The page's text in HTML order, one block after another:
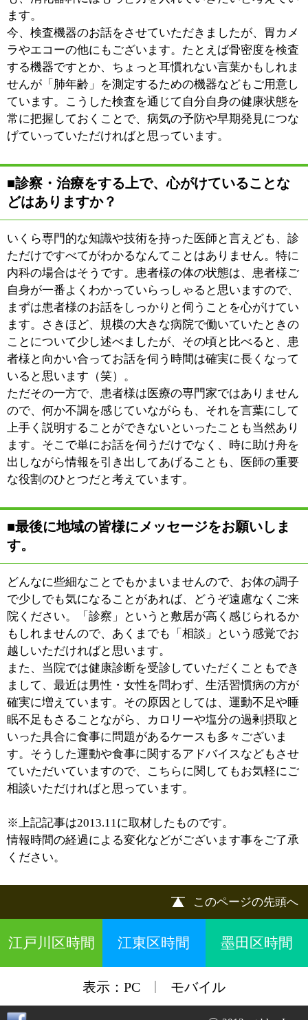
情報時間の経過による変化などがございます事をご了承
ください。
このページの先頭へ
江戸川区時間 江東区時間 墨田区時間
表示： PC | モバイル
© 2013 art blue Inc.